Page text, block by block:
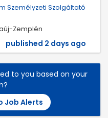
Személyzeti Szolgáltató
Zemplén
published 2 days ago
to you based on your
Job Alerts